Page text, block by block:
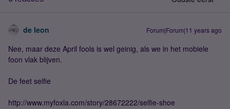
de leon Forum|Forum|11 years ago
Nee, maar deze April fools is wel geinig, als we in het mobiele
foon vlak blijven.
De feet selfie
http://www.myfoxla.com/story/28672222/selfie-shoe